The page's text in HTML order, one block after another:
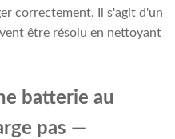
correctement. Il s'agit d'un
être résolu en nettoyant
batterie au
pas —